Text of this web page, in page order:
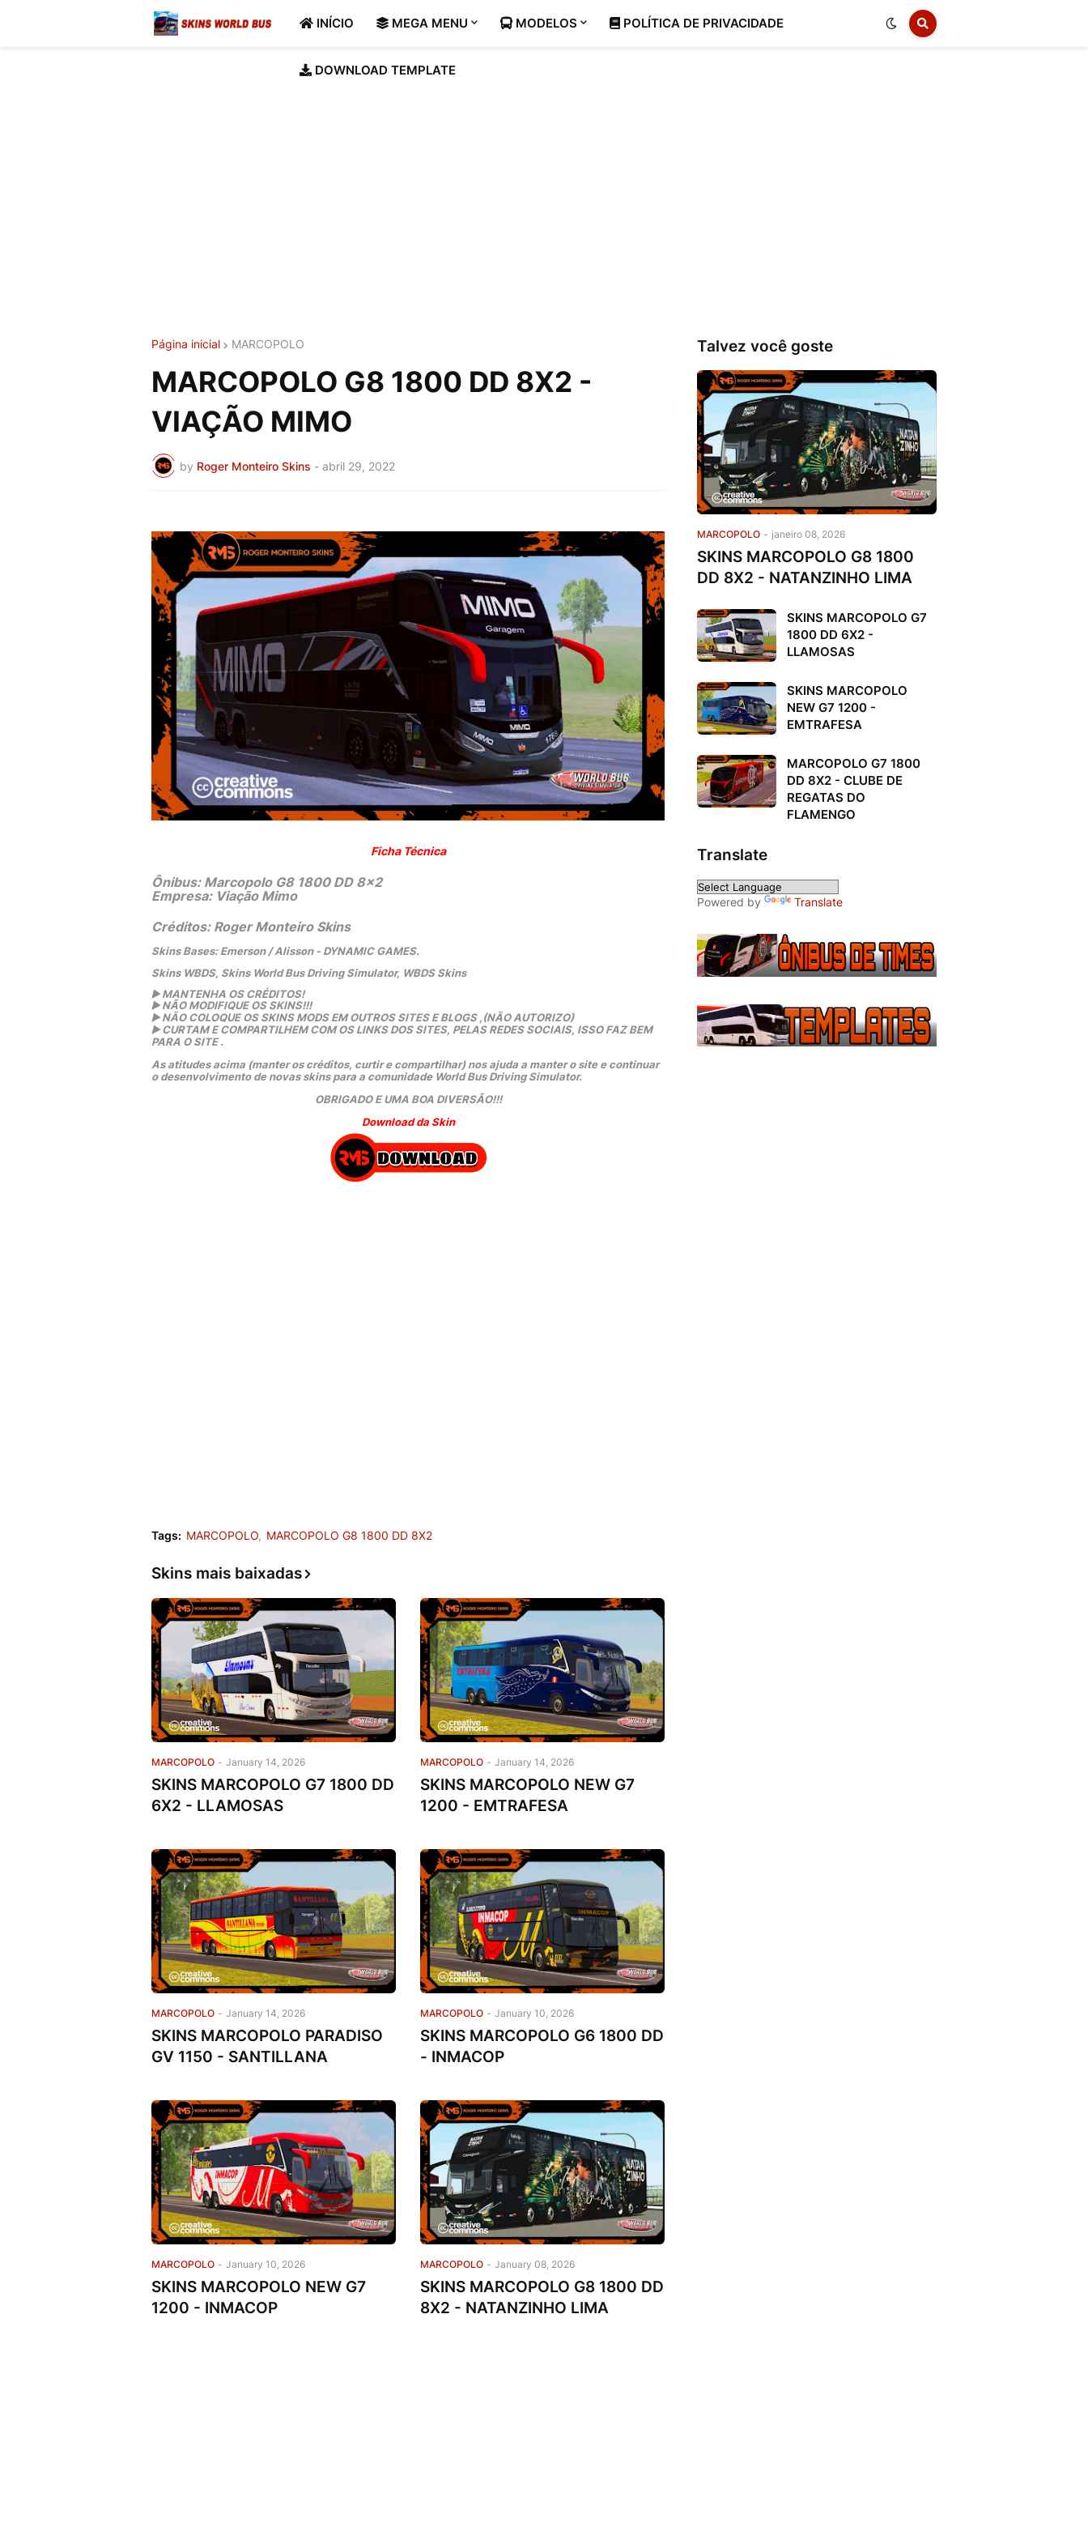
INÍCIO MEGA MENU MODELOS POLÍTICA DE PRIVACIDADE
DOWNLOAD TEMPLATE
Página inicial MARCOPOLO
MARCOPOLO G8 1800 DD 8X2 -
VIAÇÃO MIMO
by Roger Monteiro Skins - abril 29, 2022
Ficha Técnica
Ônibus: Marcopolo G8 1800 DD 8x2
Empresa: Viação Mimo
Créditos: Roger Monteiro Skins
Skins Bases: Emerson / Alisson - DYNAMIC GAMES.
Skins WBDS, Skins World Bus Driving Simulator, WBDS Skins
▶️ MANTENHA OS CRÉDITOS!
▶️ NÃO MODIFIQUE OS SKINS!!!
▶️ NÃO COLOQUE OS SKINS MODS EM OUTROS SITES E BLOGS ,(NÃO AUTORIZO)
▶️ CURTAM E COMPARTILHEM COM OS LINKS DOS SITES, PELAS REDES SOCIAIS, ISSO FAZ BEM
PARA O SITE .
As atitudes acima (manter os créditos, curtir e compartilhar) nos ajuda a manter o site e continuar
o desenvolvimento de novas skins para a comunidade World Bus Driving Simulator.
OBRIGADO E UMA BOA DIVERSÃO!!!
Download da Skin
Tags: MARCOPOLO MARCOPOLO G8 1800 DD 8X2
Skins mais baixadas
MARCOPOLO - January 14, 2026
SKINS MARCOPOLO G7 1800 DD
6X2 - LLAMOSAS
MARCOPOLO - January 14, 2026
SKINS MARCOPOLO NEW G7
1200 - EMTRAFESA
MARCOPOLO - January 14, 2026
SKINS MARCOPOLO PARADISO
GV 1150 - SANTILLANA
MARCOPOLO - January 10, 2026
SKINS MARCOPOLO G6 1800 DD
- INMACOP
MARCOPOLO - January 10, 2026
SKINS MARCOPOLO NEW G7
1200 - INMACOP
MARCOPOLO - January 08, 2026
SKINS MARCOPOLO G8 1800 DD
8X2 - NATANZINHO LIMA
Talvez você goste
MARCOPOLO - janeiro 08, 2026
SKINS MARCOPOLO G8 1800
DD 8X2 - NATANZINHO LIMA
SKINS MARCOPOLO G7
1800 DD 6X2 -
LLAMOSAS
SKINS MARCOPOLO
NEW G7 1200 -
EMTRAFESA
MARCOPOLO G7 1800
DD 8X2 - CLUBE DE
REGATAS DO
FLAMENGO
Translate
Powered by Translate